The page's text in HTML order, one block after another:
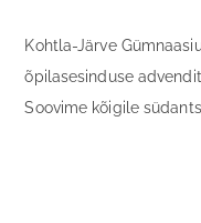
Kohtla-Järve
õpilasesinduse
Soovime kõigile